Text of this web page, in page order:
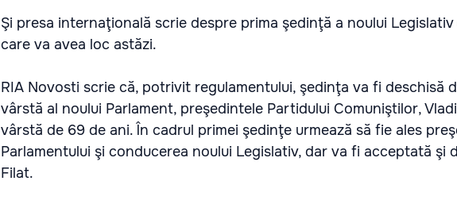
Şi presa internaţională scrie despre prima şedinţă a noului Legislativ
care va avea loc astăzi.
RIA Novosti scrie că, potrivit regulamentului, şedinţa va fi deschisă
vârstă al noului Parlament, preşedintele Partidului Comuniştilor,
vârstă de 69 de ani. În cadrul primei şedinţe urmează să fie ales
Parlamentului şi conducerea noului Legislativ, dar va fi acceptată şi
Filat.